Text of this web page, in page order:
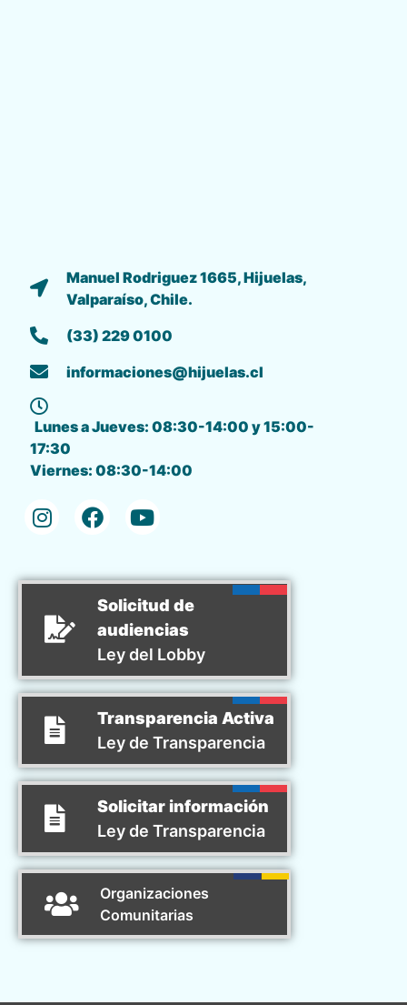
Manuel Rodriguez 1665, Hijuelas,
Valparaíso, Chile.
(33) 229 0100
informaciones@hijuelas.cl
Lunes a Jueves: 08:30-14:00 y 15:00-
17:30
Viernes: 08:30-14:00
Solicitud de
audiencias
Ley del Lobby
Transparencia Activa
Ley de Transparencia
Solicitar información
Ley de Transparencia
Organizaciones
Comunitarias